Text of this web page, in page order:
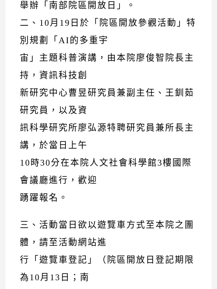
舉辦「南部院區開放日」。
二、10月19日於「院區開放參觀活動」特
別規劃「AI的多重宇
宙」主題科普演講，由本院廖俊智院長主
持，資訊科技創
新研究中心曹昱研究員兼副主任、王釧茹
研究員，以及資
訊科學研究所廖弘源特聘研究員兼所長主
講，於當日上午
10時30分在本院人文社會科學館3樓國際
會議廳進行，歡迎
踴躍報名。
三、活動當日欲以遊覽車方式至本院之團
體，請至活動網站進
行「遊覽車登記」（院區開放日登記期限
為10月13日；南